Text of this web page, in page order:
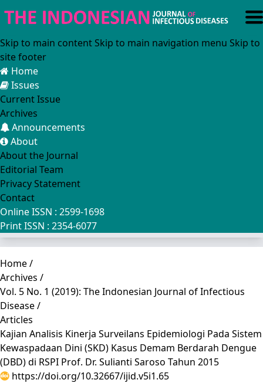
Skip to main content Skip to main navigation menu Skip to
site footer
Home
Issues
Current Issue
Archives
Announcements
About
About the Journal
Editorial Team
Privacy Statement
Contact
Online ISSN : 2599-1698
Print ISSN : 2354-6077
Home/
Archives /
Vol. 5 No. 1 (2019): The Indonesian Journal of Infectious
Disease/
Articles
Kajian Analisis Kinerja Surveilans Epidemiologi Pada Sistem
Kewaspadaan Dini (SKD) Kasus Demam Berdarah Dengue
(DBD) di RSPI Prof. Dr. Sulianti Saroso Tahun 2015
https://doi.org/10.32667/ijid.v5i1.65